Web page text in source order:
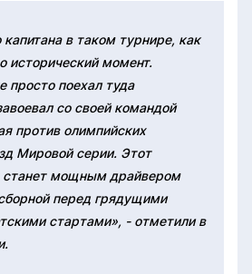
капитана в таком турнире, как
исторический момент.
просто поехал туда
со своей командой
против олимпийских
Мировой серии. Этот
станет мощным драйвером
перед грядущими
стартами», - отметили в